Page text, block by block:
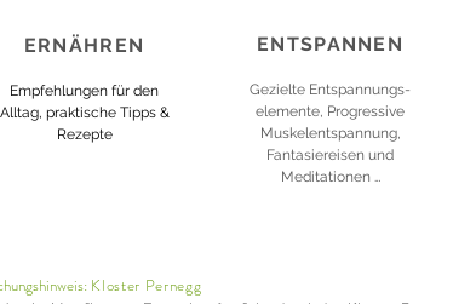
ERNÄHREN
Empfehlungen für den
Alltag, praktische Tipps &
Rezepte
ENTSPANNEN
Gezielte Entspannungs-
elemente, Progressive
Muskelentspannung,
Fantasiereisen und
Meditationen …
Kloster Pernegg